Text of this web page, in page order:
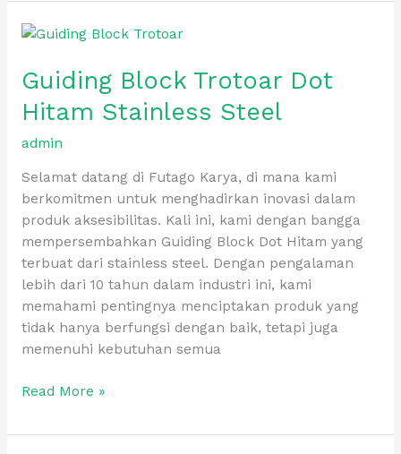
Guiding Block Trotoar Dot
Hitam Stainless Steel
admin
Selamat datang di Futago Karya, di mana kami
berkomitmen untuk menghadirkan inovasi dalam
produk aksesibilitas. Kali ini, kami dengan bangga
mempersembahkan Guiding Block Dot Hitam yang
terbuat dari stainless steel. Dengan pengalaman
lebih dari 10 tahun dalam industri ini, kami
memahami pentingnya menciptakan produk yang
tidak hanya berfungsi dengan baik, tetapi juga
memenuhi kebutuhan semua
Guiding
Trotoar
Hitam
Stainless
Read More »